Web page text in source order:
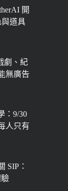
開
與道具
劇、紀
無廣告
：9/30
人只有
SIP：